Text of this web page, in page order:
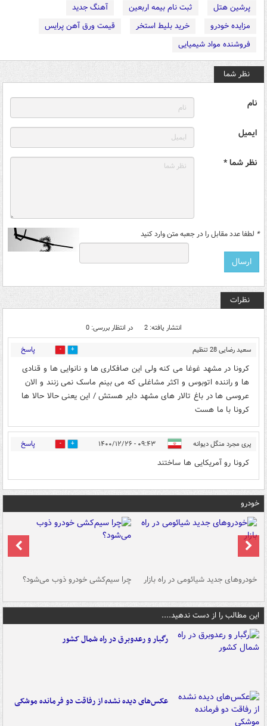
پرشین هتل
ثبت نام بیمه اربعین
آهنگ جدید
مزایده خودرو
خرید بلیط استخر
قیمت ورق آهن پرایس
فروشنده مواد شیمیایی
نظر شما
نام
ایمیل
نظر شما *
* لطفا عدد مقابل را در جعبه متن وارد کنید
نظرات
انتشار یافته: 2 در انتظار بررسی: 0
سعید رضایی 28 تنظیم
کننده مشهد
۰۹:۱۲ - ۱۴۰۰/۱۲/۲۶
1 پاسخ
کرونا در مشهد غوغا می کنه ولی این صافکاری ها و نانوایی ها و قنادی
ها و راننده اتوبوس و اکثر مشاغلی که می بینم ماسک نمی زنند و الان
عروسی ها در باغ تالار های مشهد دایر هستش / این یعنی حالا حالا ها
کرونا با ما هست
پری مجرد منگل دیوانه ۰۹:۴۳ - ۱۴۰۰/۱۲/۲۶ 0 پاسخ
کرونا رو آمریکایی ها ساختند
خودرو
خودروهای جدید شیائومی در راه بازار چرا سیم‌کشی خودرو ذوب می‌شود؟
این مطالب را از دست ندهید....
رگبار و رعدوبرق در راه شمال کشور
عکس‌های دیده نشده از رفاقت دو فرمانده‌ موشکی